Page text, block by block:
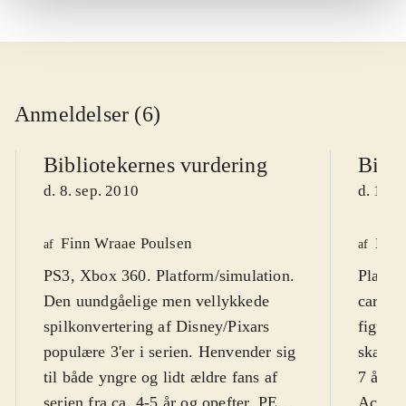
Anmeldelser (6)
Bibliotekernes vurdering
d. 8. sep. 2010
af Finn Wraae Poulsen
PS3, Xbox 360. Platform/simulation.
Den uundgåelige men vellykkede
spilkonvertering af Disney/Pixars
populære 3'er i serien. Henvender sig
til både yngre og lidt ældre fans af
d. 16.
af
7 år.